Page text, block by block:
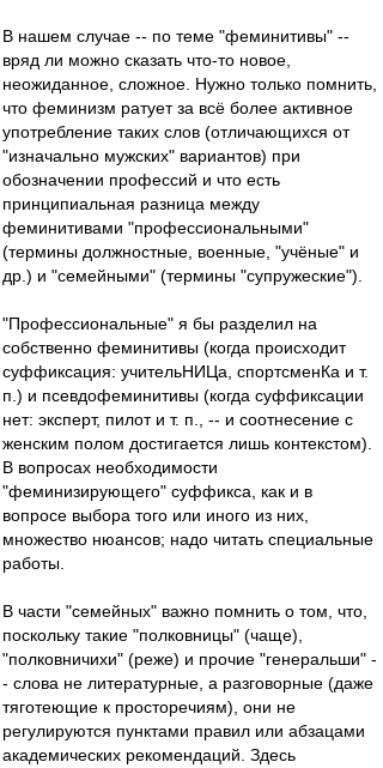
В нашем случае -- по теме "феминитивы" --
вряд ли можно сказать что-то новое,
неожиданное, сложное. Нужно только помнить,
что феминизм ратует за всё более активное
употребление таких слов (отличающихся от
"изначально мужских" вариантов) при
обозначении профессий и что есть
принципиальная разница между
феминитивами "профессиональными"
(термины должностные, военные, "учёные" и
др.) и "семейными" (термины "супружеские").
"Профессиональные" я бы разделил на
собственно феминитивы (когда происходит
суффиксация: учительНИЦа, спортсменКа и т.
п.) и псевдофеминитивы (когда суффиксации
нет: эксперт, пилот и т. п., -- и соотнесение с
женским полом достигается лишь контекстом).
В вопросах необходимости
"феминизирующего" суффикса, как и в
вопросе выбора того или иного из них,
множество нюансов; надо читать специальные
работы.
В части "семейных" важно помнить о том, что,
поскольку такие "полковницы" (чаще),
"полковничихи" (реже) и прочие "генеральши" -
- слова не литературные, а разговорные (даже
тяготеющие к просторечиям), они не
регулируются пунктами правил или абзацами
академических рекомендаций. Здесь